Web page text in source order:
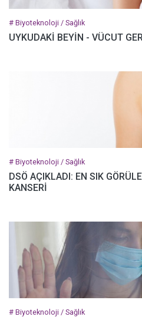
# Biyoteknoloji / Sağlık
UYKUDAKİ BEYİN - VÜCUT
# Biyoteknoloji / Sağlık
DSÖ AÇIKLADI: EN SIK
KANSERİ
# Biyoteknoloji / Sağlık